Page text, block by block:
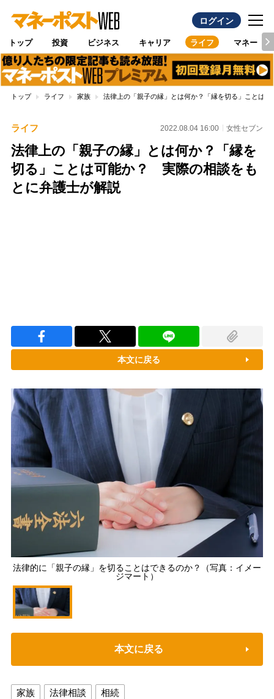
ログイン
トップ 投資 ビジネス キャリア ライフ マネー
トップ ライフ 家族 法律上の「親子の縁」とは何か？「縁を切る」ことは
ライフ 2022.08.04 16:00 女性セブン
法律上の「親子の縁」とは何か？「縁を
切る」ことは可能か？ 実際の相談をも
とに弁護士が解説
本文に戻る
法律的に「親子の縁」を切ることはできるのか？（写真：イメー
ジマート）
本文に戻る
家族 法律相談 相続